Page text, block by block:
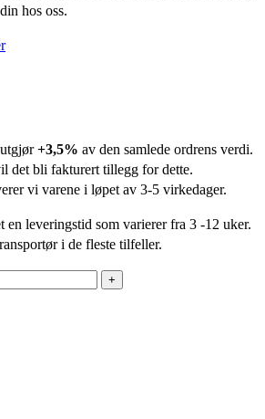
hos oss.
+3,5% av den samlede ordrens verdi.
det bli fakturert tillegg for dette.
vi varene i løpet av 3-5 virkedager.
en leveringstid som varierer fra 3 -12 uker.
i de fleste tilfeller.
+